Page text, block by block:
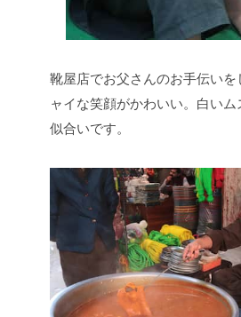
靴屋店でお父さんのお手伝いを
ャイな笑顔がかわいい。白い
似合いです。